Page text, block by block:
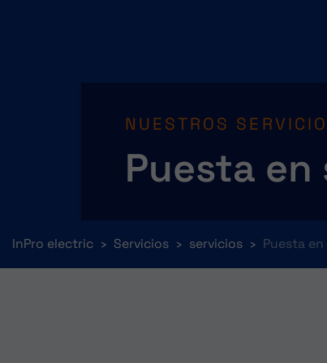
NUESTROS
Puesta
InPro electric Servicios servicios Puesta